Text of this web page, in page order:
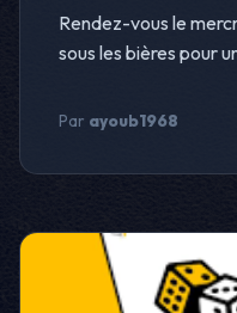
Rendez-vous le
sous les bières pour
Par ayoub1968